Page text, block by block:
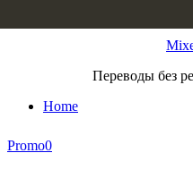
Переводы без
Home
Promo0